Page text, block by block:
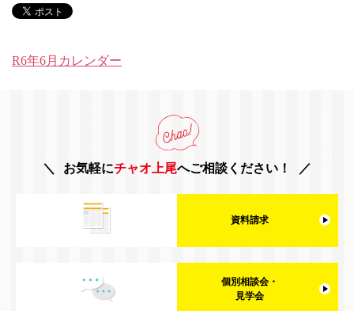
R6年6月カレンダー
お気軽にチャオ上尾へご相談ください！
資料請求
個別相談会・
見学会